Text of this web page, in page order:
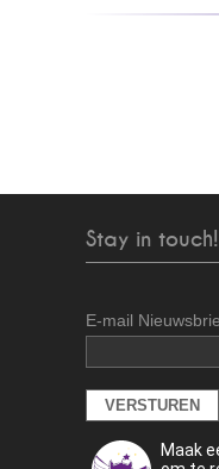
Stay in touch!
E-mail
Maak